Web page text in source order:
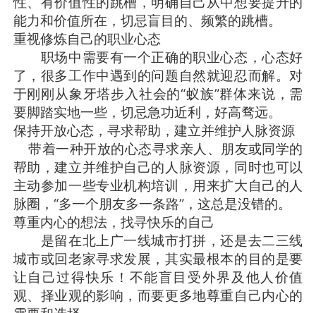
能力和价值所在，切忌盲目的、频繁的跳槽。
重视修炼自己的职业心态
职场中需要有一个正确的职业心态，心态好
了，很多工作中遇到的问题自然就迎忍而解。对
于刚刚从象牙塔步入社会的“蚁族”群体来说，需
要脚踏实地一些，切忌急功近利，好高骛远。
保持开放心态，寻求帮助，建立并维护人脉资源
带着一种开放的心态寻求亲人、朋友或同学的
帮助，建立并维护自己的人脉资源，同时也可以
主动参加一些专业机构培训，用来扩大自己的人
脉圈，“多一个朋友多一条路”，这总是没错的。
尊重内心的想法，找寻快乐的自己
是留在北上广一线城市打拼，还是去二三线
城市或回老家寻求发展，其实最根本的目的是要
让自己过得快乐！不能盲目受外界及他人价值
观、择业观的影响，而要更多地尊重自己内心的